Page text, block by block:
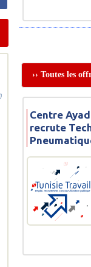
›› Toutes les
Centre
recrute